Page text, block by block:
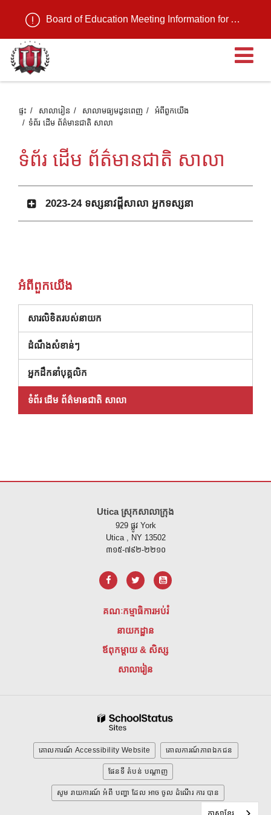
Board of Education Meeting Information for August 11, 2026
ប
ផ្ទះ សាលារៀន សាលាមធ្យមដូនពេញ
អំពី​ពួក​យើង
ទំព័រ ដើម ព័ត៌មានជាតិ សាលា
ទំព័រ ដើម ព័ត៌មានជាតិ សាលា
2023-24 ទស្សនាវដ្តីសាលា អ្នកទស្សនា
អំពី​ពួក​យើង
សារលិខិតរបស់នាយក
ដំណឹងសំខាន់ៗ
អ្នកដឹកនាំបុគ្គលិក
ទំព័រ ដើម ព័ត៌មានជាតិ សាលា
Utica ស្រុកសាលាក្រុង
929 ផ្លូវ York
Utica , NY 13502
៣១៥-៧៩២-២២១០
គណៈកម្មាធិការអប់រំ
នាយកដ្ឋាន
ឪពុកម្តាយ & សិស្ស
សាលារៀន
គោលការណ៍ Accessibility Website គោលការណ៍ភាពឯកជន
ផែនទី តំបន់ បណ្ដាញ
សូម រាយការណ៍ អំពី បញ្ហា ដែល អាច ចូល ដំណើរ ការ បាន
ភាសាខ្មែរ